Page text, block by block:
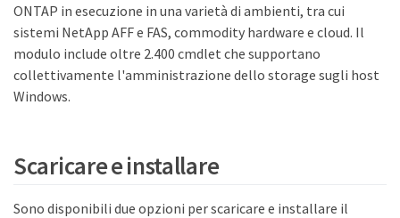
ONTAP in esecuzione in una varietà di ambienti, tra cui
sistemi NetApp AFF e FAS, commodity hardware e cloud. Il
modulo include oltre 2.400 cmdlet che supportano
collettivamente l'amministrazione dello storage sugli host
Windows.
Scaricare e installare
Sono disponibili due opzioni per scaricare e installare il